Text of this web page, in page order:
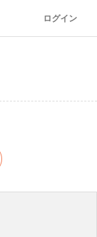
ログイン